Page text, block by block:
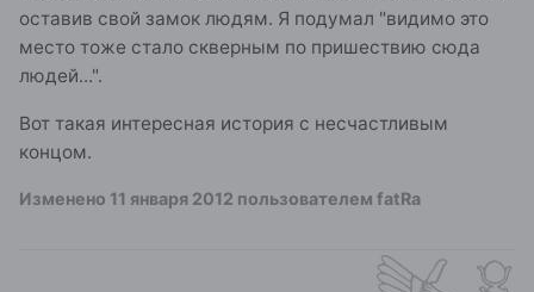
оставив свой замок людям. Я подумал "видимо это
место тоже стало скверным по пришествию сюда
людей...".
Вот такая интересная история с несчастливым
концом.
Изменено 11 января 2012 пользователем fatRa